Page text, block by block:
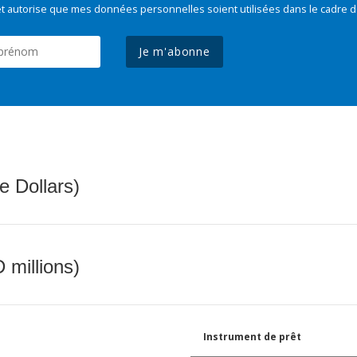
autorise que mes données personnelles soient utilisées dans le cadre
Je m'abonne
Dollars)
millions)
Instrument de prêt